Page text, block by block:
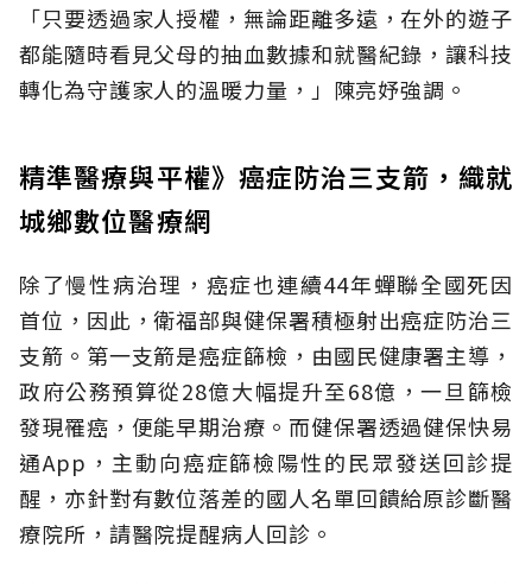
「只要透過家人授權，無論距離多遠，在外的遊子
都能隨時看見父母的抽血數據和就醫紀錄，讓科技
轉化為守護家人的溫暖力量，」陳亮妤強調。
精準醫療與平權》癌症防治三支箭，織就
城鄉數位醫療網
除了慢性病治理，癌症也連續44年蟬聯全國死因
首位，因此，衛福部與健保署積極射出癌症防治三
支箭。第一支箭是癌症篩檢，由國民健康署主導，
政府公務預算從28億大幅提升至68億，一旦篩檢
發現罹癌，便能早期治療。而健保署透過健保快易
通App，主動向癌症篩檢陽性的民眾發送回診提
醒，亦針對有數位落差的國人名單回饋給原診斷醫
療院所，請醫院提醒病人回診。